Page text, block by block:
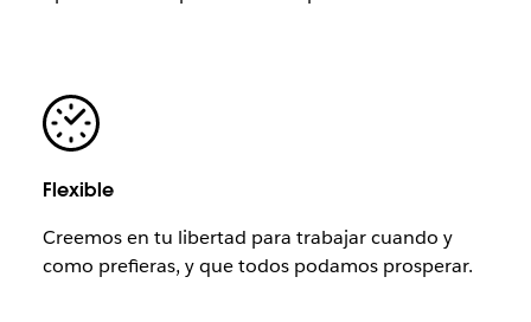
Flexible
Creemos en tu libertad para trabajar cuando y
como prefieras, y que todos podamos prosperar.